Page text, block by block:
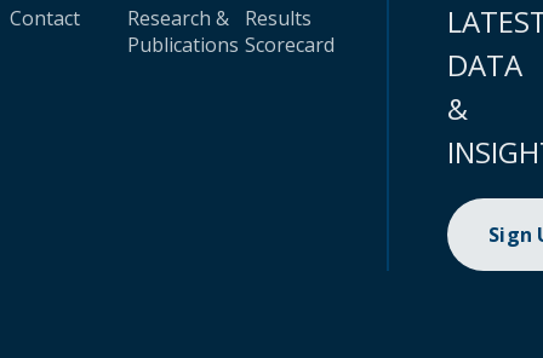
Contact
Research &
Publications
Results
Scorecard
DATA
&
Sign